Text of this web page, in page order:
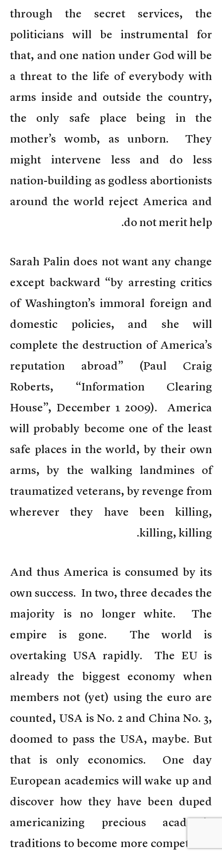
through the secret services, the
politicians will be instrumental for
that, and one nation under God will be
a threat to the life of everybody with
arms inside and outside the country,
the only safe place being in the
mother’s womb, as unborn. They
might intervene less and do less
nation-building as godless abortionists
around the world reject America and
do not merit help.
Sarah Palin does not want any change
except backward “by arresting critics
of Washington’s immoral foreign and
domestic policies, and she will
complete the destruction of America’s
reputation abroad” (Paul Craig
Roberts, “Information Clearing
House”, December 1 2009). America
will probably become one of the least
safe places in the world, by their own
arms, by the walking landmines of
traumatized veterans, by revenge from
wherever they have been killing,
killing, killing.
And thus America is consumed by its
own success. In two, three decades the
majority is no longer white. The
empire is gone. The world is
overtaking USA rapidly. The EU is
already the biggest economy when
members not (yet) using the euro are
counted, USA is No. 2 and China No. 3,
doomed to pass the USA, maybe. But
that is only economics. One day
European academics will wake up and
discover how they have been duped
americanizing precious academic
traditions to become more competitive